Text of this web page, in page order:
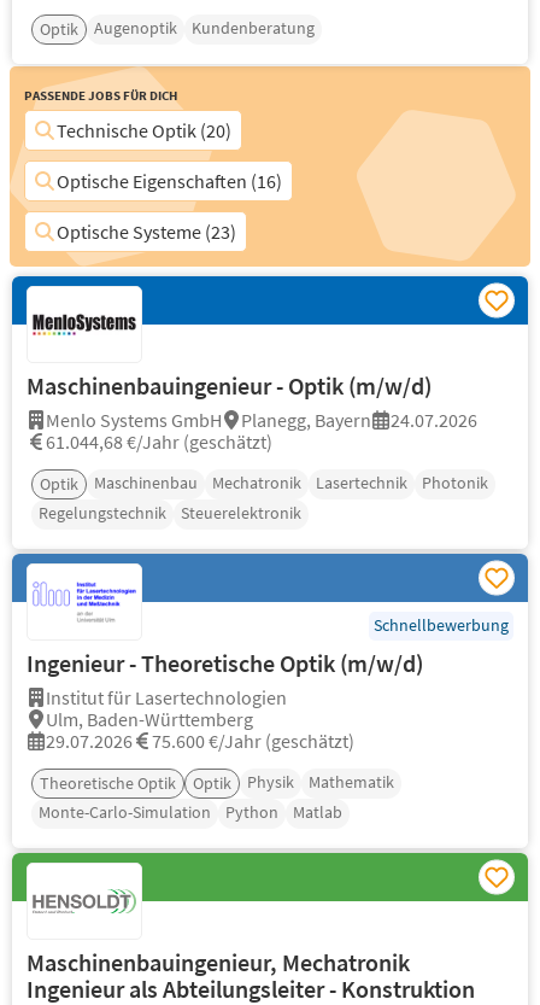
Optik Augenoptik Kundenberatung
Passende Jobs für Dich
Technische Optik (20)
Optische Eigenschaften (16)
Optische Systeme (23)
Maschinenbauingenieur - Optik (m/w/d)
Menlo Systems GmbH Planegg, Bayern
24.07.2026
61.044,68 €/Jahr (geschätzt)
Optik Maschinenbau Mechatronik Lasertechnik
Photonik
Regelungstechnik
Steuerelektronik
Schnellbewerbung
Ingenieur - Theoretische Optik (m/w/d)
Institut für Lasertechnologien
Ulm, Baden-Württemberg
29.07.2026
75.600 €/Jahr (geschätzt)
Theoretische Optik Optik Physik
Mathematik
Monte-Carlo-Simulation
Python Matlab
Maschinenbauingenieur, Mechatronik
Ingenieur als Abteilungsleiter - Konstruktion